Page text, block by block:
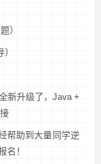
）
新升级了，Java +
帮助到大量同学逆
名！